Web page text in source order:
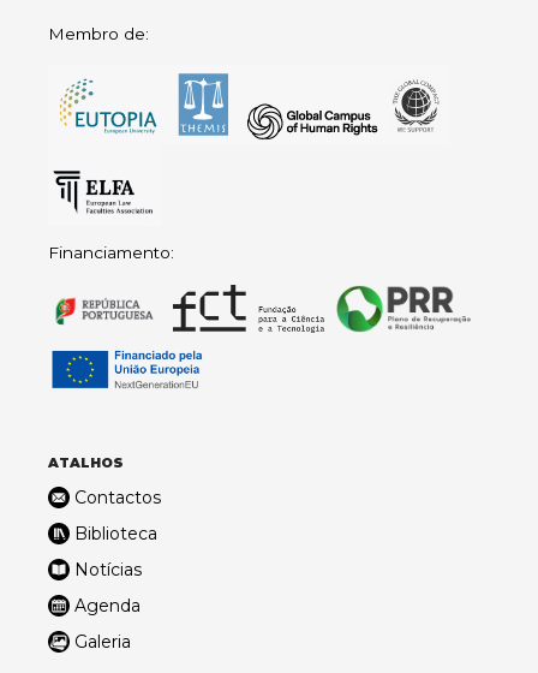
Membro de:
Financiamento:
ATALHOS
Contactos
Biblioteca
Notícias
Agenda
Galeria